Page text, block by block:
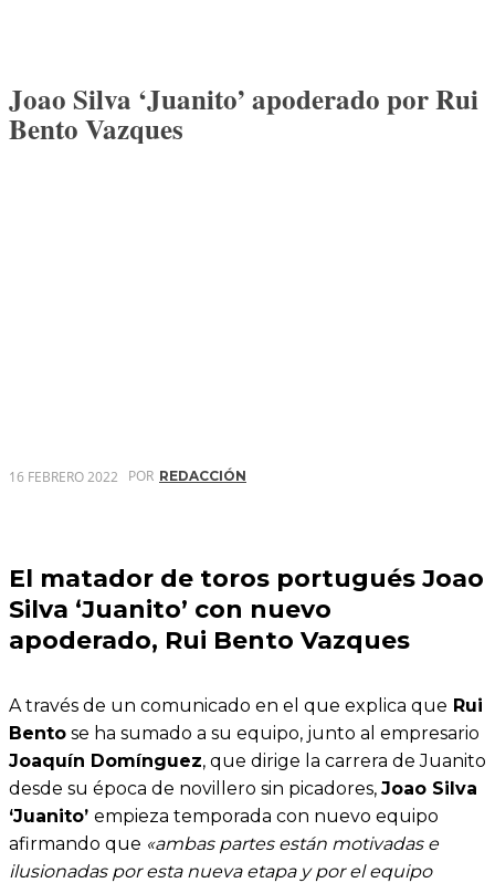
Joao Silva ‘Juanito’ apoderado por Rui
Bento Vazques
16 FEBRERO 2022 POR REDACCIÓN
El matador de toros portugués Joao
Silva ‘Juanito’ con nuevo
apoderado, Rui Bento Vazques
A través de un comunicado en el que explica que Rui
Bento se ha sumado a su equipo, junto al empresario
Joaquín Domínguez, que dirige la carrera de Juanito
desde su época de novillero sin picadores, Joao Silva
‘Juanito’ empieza temporada con nuevo equipo
afirmando que «ambas partes están motivadas e
ilusionadas por esta nueva etapa y por el equipo